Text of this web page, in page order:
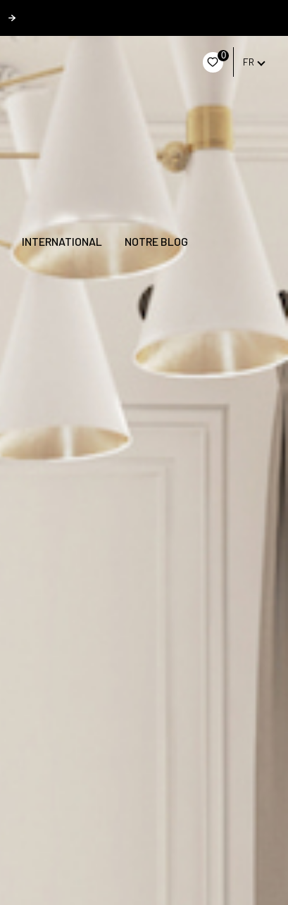
0
FR
INTERNATIONAL NOTRE BLOG